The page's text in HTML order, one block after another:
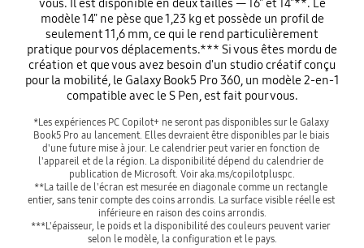
vous. Il est disponible en deux tailles — 16" et 14"**. Le
modèle 14" ne pèse que 1,23 kg et possède un profil de
seulement 11,6 mm, ce qui le rend particulièrement
pratique pour vos déplacements.*** Si vous êtes mordu de
création et que vous avez besoin d'un studio créatif conçu
pour la mobilité, le Galaxy Book5 Pro 360, un modèle 2-en-1
compatible avec le S Pen, est fait pour vous.
*Les expériences PC Copilot+ ne seront pas disponibles sur le Galaxy
Book5 Pro au lancement. Elles devraient être disponibles par le biais
d'une future mise à jour. Le calendrier peut varier en fonction de
l'appareil et de la région. La disponibilité dépend du calendrier de
publication de Microsoft. Voir aka.ms/copilotpluspc.
**La taille de l'écran est mesurée en diagonale comme un rectangle
entier, sans tenir compte des coins arrondis. La surface visible réelle est
inférieure en raison des coins arrondis.
***L'épaisseur, le poids et la disponibilité des couleurs peuvent varier
selon le modèle, la configuration et le pays.